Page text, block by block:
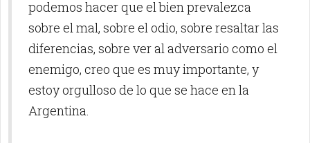
podemos hacer que el bien prevalezca
sobre el mal, sobre el odio, sobre resaltar las
diferencias, sobre ver al adversario como el
enemigo, creo que es muy importante, y
estoy orgulloso de lo que se hace en la
Argentina.